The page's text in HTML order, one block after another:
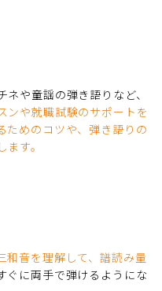
や童謡の弾き語りなど、
ンや就職試験のサポートを
ためのコツや、弾き語りの
す。
和音を理解して、譜読み量
ぐに両手で弾けるようにな